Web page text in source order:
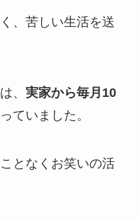
、苦しい生活を送
、 実家から毎月10
ていました。
となくお笑いの活